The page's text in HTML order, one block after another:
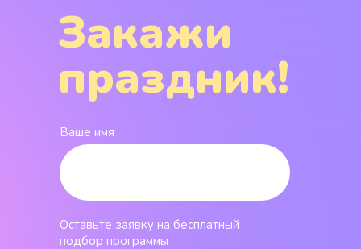
Закажи
праздник!
Ваше имя
Оставьте заявку на бесплатный
подбор программы